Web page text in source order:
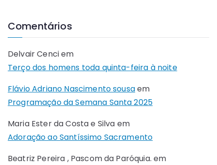
Comentários
Delvair Cenciem
Terço dos homens toda quinta-feira à noite
Flávio Adriano Nascimento sousaem
Programação da Semana Santa 2025
Maria Ester da Costa e Silva em
Adoração ao Santíssimo Sacramento
Beatriz Pereira , Pascom da Paróquia. em